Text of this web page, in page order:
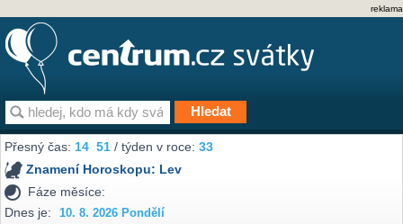
reklama
Přesný čas:14 51 / týden v roce:33
Znamení Horoskopu: Lev
Fáze měsíce:
Dnes je:
10. 8. 2026 Pondělí